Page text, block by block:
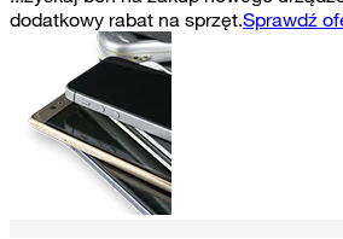
dodatkowy rabat na sprzęt.Sprawdź